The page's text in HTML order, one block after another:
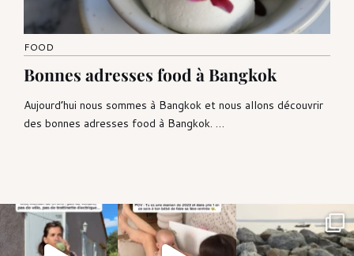
FOOD
Bonnes adresses food à Bangkok
Aujourd’hui nous sommes à Bangkok et nous allons découvrir
des bonnes adresses food à Bangkok. …